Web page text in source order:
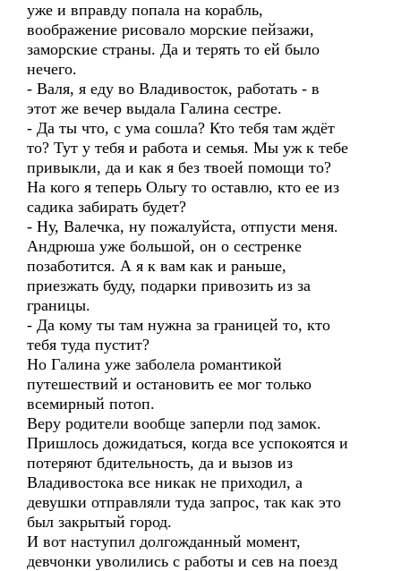
уже и вправду попала на корабль,
воображение рисовало морские пейзажи,
заморские страны. Да и терять то ей было
нечего.
- Валя, я еду во Владивосток, работать - в
этот же вечер выдала Галина сестре.
- Да ты что, с ума сошла? Кто тебя там ждёт
то? Тут у тебя и работа и семья. Мы уж к тебе
привыкли, да и как я без твоей помощи то?
На кого я теперь Ольгу то оставлю, кто ее из
садика забирать будет?
- Ну, Валечка, ну пожалуйста, отпусти меня.
Андрюша уже большой, он о сестренке
позаботится. А я к вам как и раньше,
приезжать буду, подарки привозить из за
границы.
- Да кому ты там нужна за границей то, кто
тебя туда пустит?
Но Галина уже заболела романтикой
путешествий и остановить ее мог только
всемирный потоп.
Веру родители вообще заперли под замок.
Пришлось дожидаться, когда все успокоятся и
потеряют бдительность, да и вызов из
Владивостока все никак не приходил, а
девушки отправляли туда запрос, так как это
был закрытый город.
И вот наступил долгожданный момент,
девчонки уволились с работы и сев на поезд